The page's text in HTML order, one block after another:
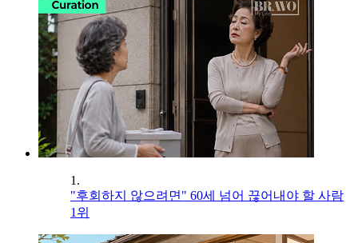
1.
"후회하지 않으려면" 60세 넘어 끊어내야 할 사람
1위